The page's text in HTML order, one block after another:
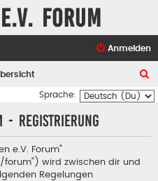
Forum
Anmelden
u
Sprache:
- Registrierung
e.V. Forum“
wird zwischen dir und
Regelungen